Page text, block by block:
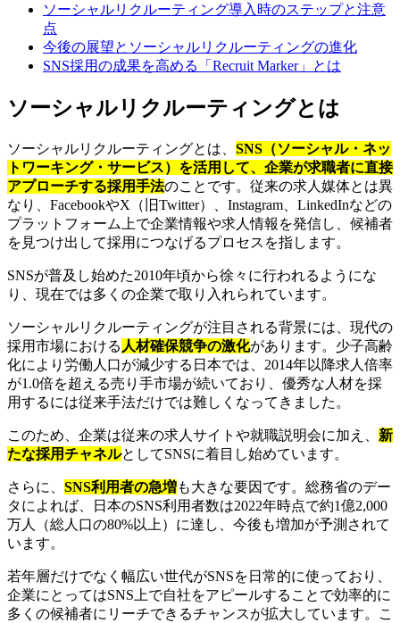
ソーシャルリクルーティング導入時のステップと注意
点
今後の展望とソーシャルリクルーティングの進化
SNS採用の成果を高める「Recruit Marker」とは
ソーシャルリクルーティングとは
ソーシャルリクルーティングとは、 SNS（ソーシャル・ネッ
トワーキング・サービス）を活用して、企業が求職者に直接
アプローチする採用手法のことです。従来の求人媒体とは異
なり、FacebookやX（旧Twitter）、Instagram、LinkedInなどの
プラットフォーム上で企業情報や求人情報を発信し、候補者
を見つけ出して採用につなげるプロセスを指します。
SNSが普及し始めた2010年頃から徐々に行われるようにな
り、現在では多くの企業で取り入れられています。
ソーシャルリクルーティングが注目される背景には、現代の
採用市場における 人材確保競争の激化があります。少子高齢
化により労働人口が減少する日本では、2014年以降求人倍率
が1.0倍を超える売り手市場が続いており、優秀な人材を採
用するには従来手法だけでは難しくなってきました。
このため、企業は従来の求人サイトや就職説明会に加え、 新
たな採用チャネルとしてSNSに着目し始めています。
さらに、 SNS利用者の急増も大きな要因です。総務省のデー
タによれば、日本のSNS利用者数は2022年時点で約1億2,000
万人（総人口の80%以上）に達し、今後も増加が予測されて
います。
若年層だけでなく幅広い世代がSNSを日常的に使っており、
企業にとってはSNS上で自社をアピールすることで効率的に
多くの候補者にリーチできるチャンスが拡大しています。こ